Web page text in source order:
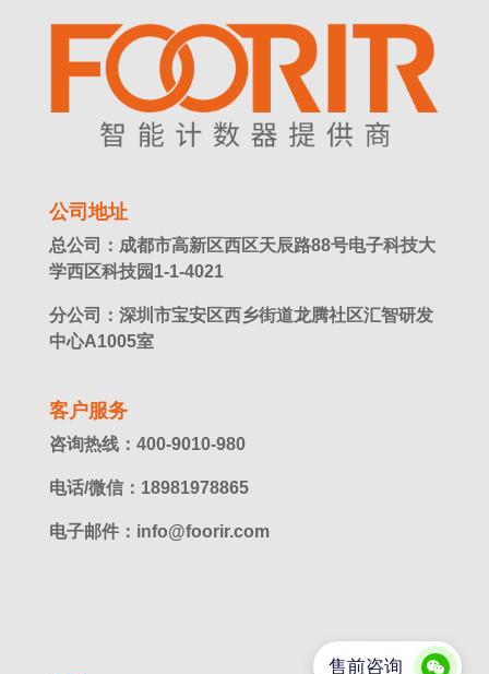
公司地址
总公司：成都市高新区西区天辰路88号电子科技大
学西区科技园1-1-4021
分公司：深圳市宝安区西乡街道龙腾社区汇智研发
中心A1005室
客户服务
咨询热线：400-9010-980
电话/微信：18981978865
电子邮件：info@foorir.com